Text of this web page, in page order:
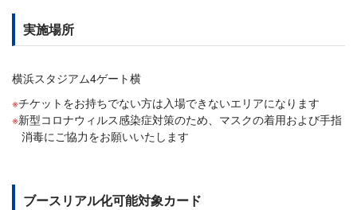
実施場所
横浜スタジアム4ゲート横
チケットをお持ちでない方は入場できないエリアになります
新型コロナウィルス感染症対策のため、マスクの着用および手指
消毒にご協力をお願いいたします
ブースリアル化可能対象カード